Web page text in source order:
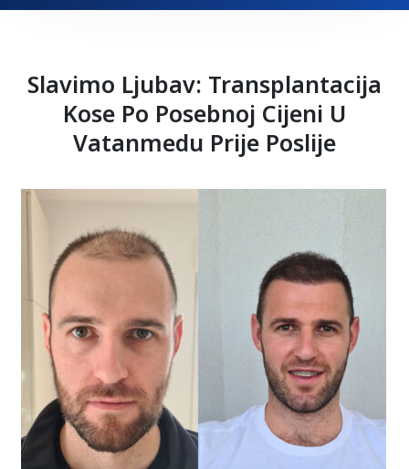
Slavimo Ljubav: Transplantacija
Kose Po Posebnoj Cijeni U
Vatanmedu Prije Poslije